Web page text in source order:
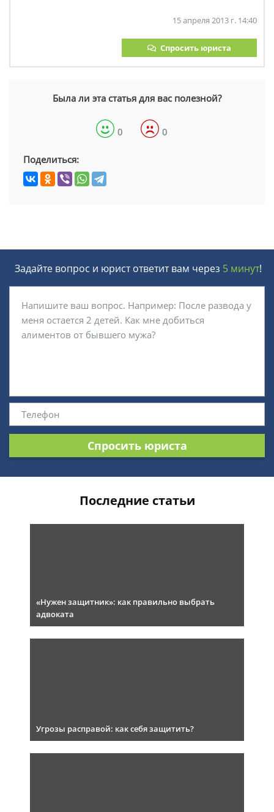
15 апреля 2013 г. 14:40
Спросить юриста
Была ли эта статья для вас полезной?
0 0
Поделиться:
Задайте вопрос и юрист ответит вам через 5 минут!
Спросить юриста
Последние статьи
«Нужен защитник»: как правильно выбрать
адвоката
Угрозы расправой: как себя защитить?